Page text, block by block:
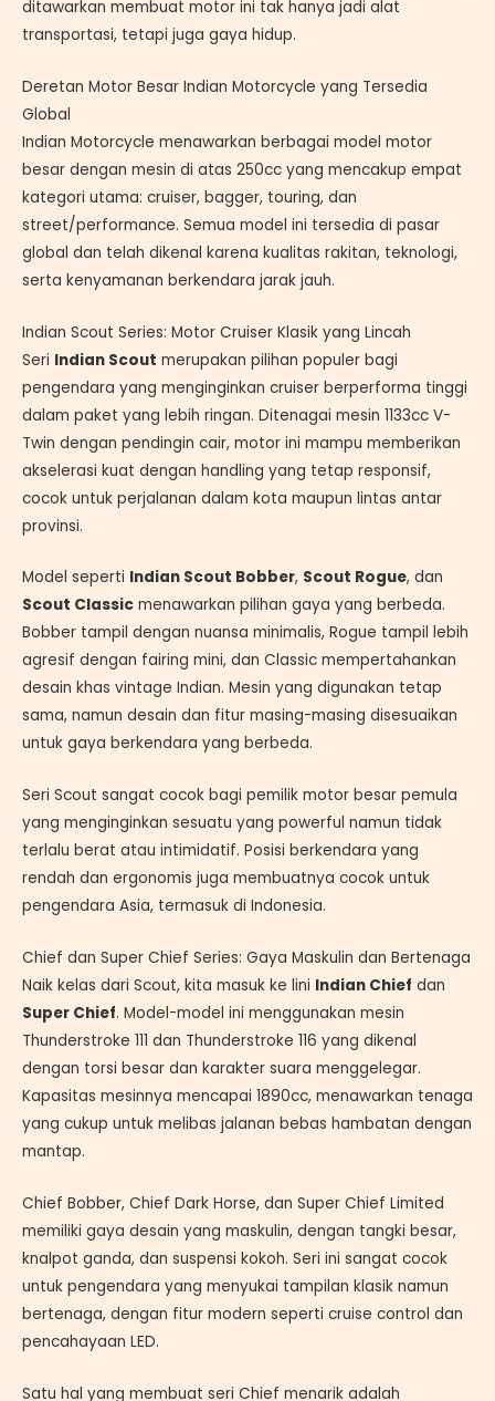
ditawarkan membuat motor ini tak hanya jadi alat
transportasi, tetapi juga gaya hidup.
Deretan Motor Besar Indian Motorcycle yang Tersedia
Global
Indian Motorcycle menawarkan berbagai model motor
besar dengan mesin di atas 250cc yang mencakup empat
kategori utama: cruiser, bagger, touring, dan
street/performance. Semua model ini tersedia di pasar
global dan telah dikenal karena kualitas rakitan, teknologi,
serta kenyamanan berkendara jarak jauh.
Indian Scout Series: Motor Cruiser Klasik yang Lincah
Seri Indian Scout merupakan pilihan populer bagi
pengendara yang menginginkan cruiser berperforma tinggi
dalam paket yang lebih ringan. Ditenagai mesin 1133cc V-
Twin dengan pendingin cair, motor ini mampu memberikan
akselerasi kuat dengan handling yang tetap responsif,
cocok untuk perjalanan dalam kota maupun lintas antar
provinsi.
Model seperti Indian Scout Bobber, Scout Rogue, dan
Scout Classic menawarkan pilihan gaya yang berbeda.
Bobber tampil dengan nuansa minimalis, Rogue tampil lebih
agresif dengan fairing mini, dan Classic mempertahankan
desain khas vintage Indian. Mesin yang digunakan tetap
sama, namun desain dan fitur masing-masing disesuaikan
untuk gaya berkendara yang berbeda.
Seri Scout sangat cocok bagi pemilik motor besar pemula
yang menginginkan sesuatu yang powerful namun tidak
terlalu berat atau intimidatif. Posisi berkendara yang
rendah dan ergonomis juga membuatnya cocok untuk
pengendara Asia, termasuk di Indonesia.
Chief dan Super Chief Series: Gaya Maskulin dan Bertenaga
Naik kelas dari Scout, kita masuk ke lini Indian Chief dan
Super Chief. Model-model ini menggunakan mesin
Thunderstroke 111 dan Thunderstroke 116 yang dikenal
dengan torsi besar dan karakter suara menggelegar.
Kapasitas mesinnya mencapai 1890cc, menawarkan tenaga
yang cukup untuk melibas jalanan bebas hambatan dengan
mantap.
Chief Bobber, Chief Dark Horse, dan Super Chief Limited
memiliki gaya desain yang maskulin, dengan tangki besar,
knalpot ganda, dan suspensi kokoh. Seri ini sangat cocok
untuk pengendara yang menyukai tampilan klasik namun
bertenaga, dengan fitur modern seperti cruise control dan
pencahayaan LED.
Satu hal yang membuat seri Chief menarik adalah